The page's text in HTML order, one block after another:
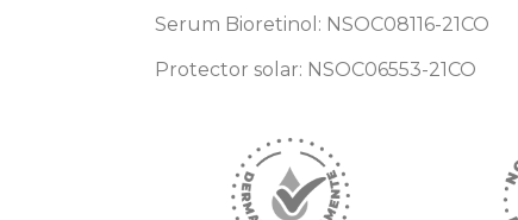
Serum Bioretinol: NSOC08116-21CO
Protector solar: NSOC06553-21CO